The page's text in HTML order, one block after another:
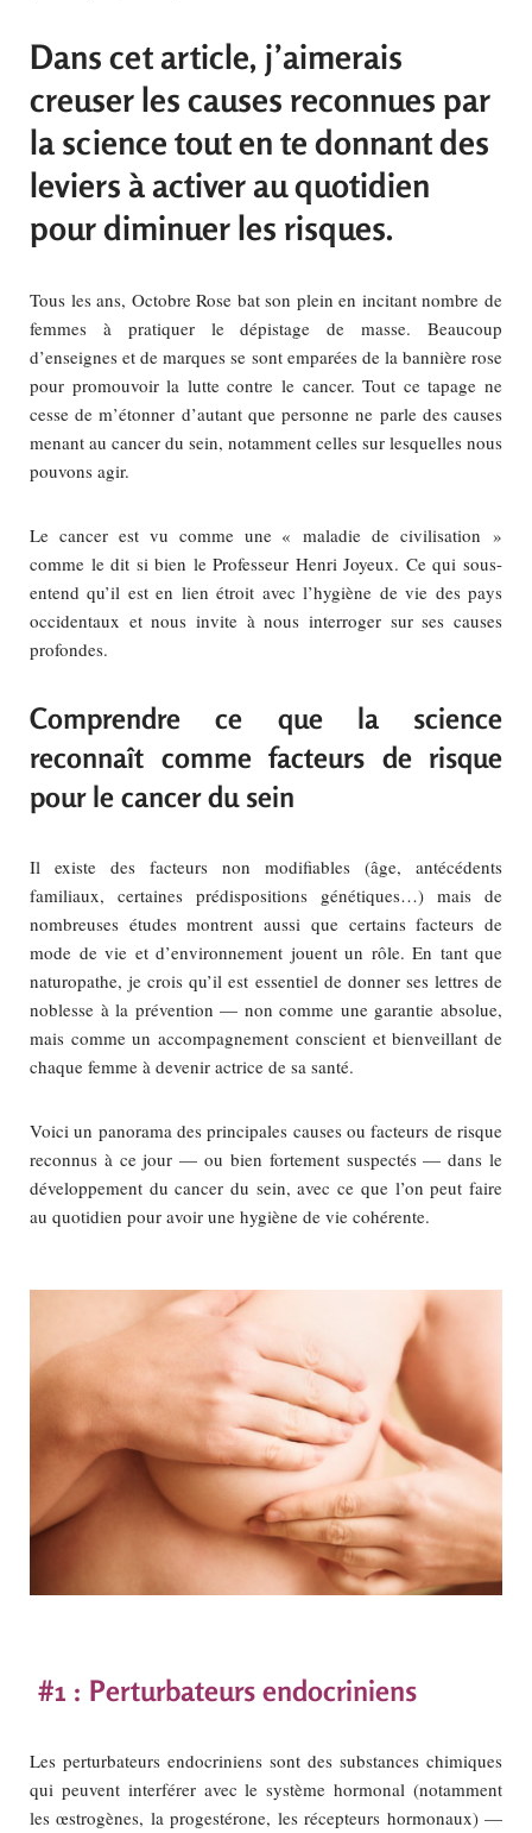
Dans cet article, j’aimerais
creuser les causes reconnues par
la science tout en te donnant des
leviers à activer au quotidien
pour diminuer les risques.
Tous les ans, Octobre Rose bat son plein en incitant nombre de
femmes à pratiquer le dépistage de masse. Beaucoup
d’enseignes et de marques se sont emparées de la bannière rose
pour promouvoir la lutte contre le cancer. Tout ce tapage ne
cesse de m’étonner d’autant que personne ne parle des causes
menant au cancer du sein, notamment celles sur lesquelles nous
pouvons agir.
Le cancer est vu comme une « maladie de civilisation »
comme le dit si bien le Professeur Henri Joyeux. Ce qui sous-
entend qu’il est en lien étroit avec l’hygiène de vie des pays
occidentaux et nous invite à nous interroger sur ses causes
profondes.
Comprendre ce que la science
reconnaît comme facteurs de risque
pour le cancer du sein
Il existe des facteurs non modifiables (âge, antécédents
familiaux, certaines prédispositions génétiques…) mais de
nombreuses études montrent aussi que certains facteurs de
mode de vie et d’environnement jouent un rôle. En tant que
naturopathe, je crois qu’il est essentiel de donner ses lettres de
noblesse à la prévention — non comme une garantie absolue,
mais comme un accompagnement conscient et bienveillant de
chaque femme à devenir actrice de sa santé.
Voici un panorama des principales causes ou facteurs de risque
reconnus à ce jour — ou bien fortement suspectés — dans le
développement du cancer du sein, avec ce que l’on peut faire
au quotidien pour avoir une hygiène de vie cohérente.
#1 : Perturbateurs endocriniens
Les perturbateurs endocriniens sont des substances chimiques
qui peuvent interférer avec le système hormonal (notamment
les œstrogènes, la progestérone, les récepteurs hormonaux) —